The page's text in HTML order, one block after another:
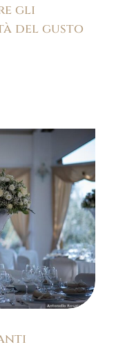
gli
del gusto